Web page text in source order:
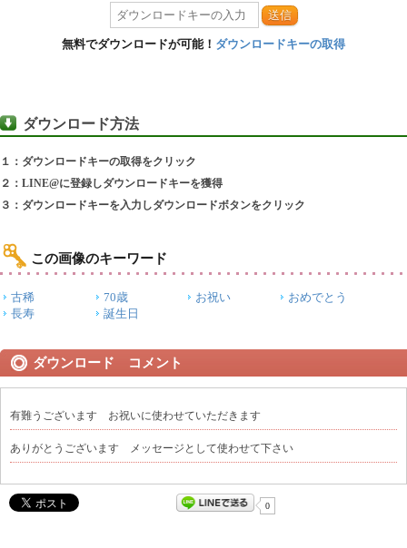
送信
無料でダウンロードが可能！ ダウンロードキーの取得
ダウンロード方法
１：ダウンロードキーの取得をクリック
２：LINE@に登録しダウンロードキーを獲得
３：ダウンロードキーを入力しダウンロードボタンをクリック
この画像のキーワード
古稀 70歳 お祝い
おめでとう
長寿
誕生日
ダウンロード コメント
有難うございます お祝いに使わせていただきます
ありがとうございます メッセージとして使わせて下さい
0